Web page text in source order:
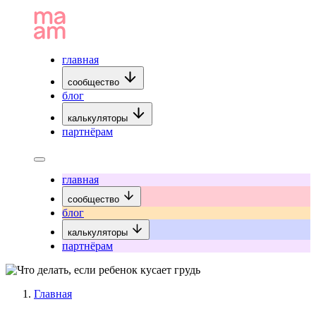
главная
сообщество
блог
калькуляторы
партнёрам
главная
сообщество
блог
калькуляторы
партнёрам
Главная